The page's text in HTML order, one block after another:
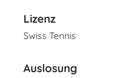
Lizenz
Swiss Tennis
Auslosung